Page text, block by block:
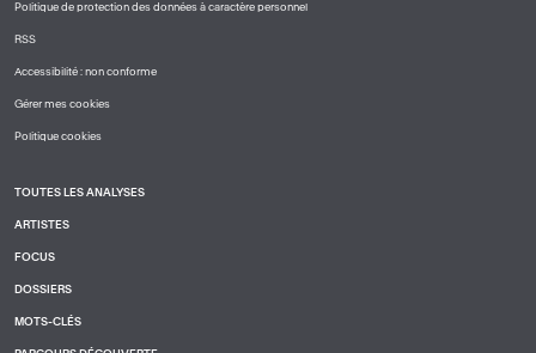
Politique de protection des données à caractère personnel
RSS
Accessibilité : non conforme
Gérer mes cookies
Politique cookies
DE
PAGE
2
TOUTES LES ANALYSES
ARTISTES
FOCUS
DOSSIERS
MOTS-CLÉS